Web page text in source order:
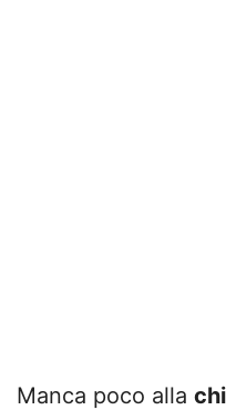
Manca poco alla